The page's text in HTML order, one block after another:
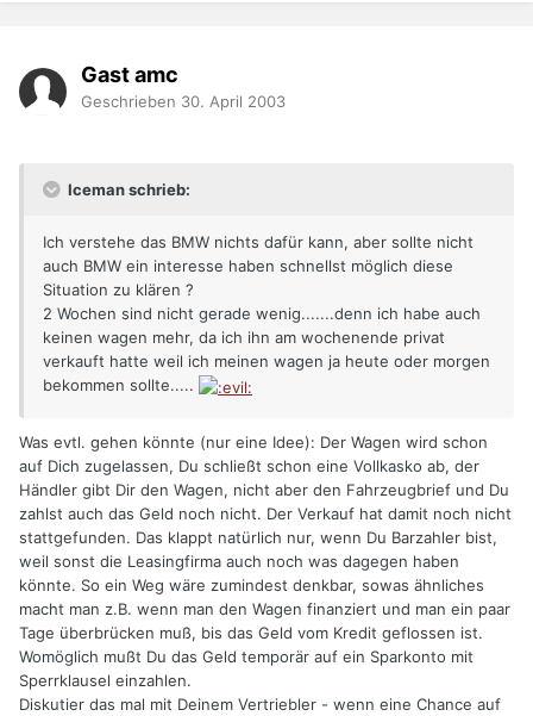
Gast amc
Geschrieben 30. April 2003
Iceman schrieb:
Ich verstehe das BMW nichts dafür kann, aber sollte nicht
auch BMW ein interesse haben schnellst möglich diese
Situation zu klären ?
2 Wochen sind nicht gerade wenig.......denn ich habe auch
keinen wagen mehr, da ich ihn am wochenende privat
verkauft hatte weil ich meinen wagen ja heute oder morgen
bekommen sollte.....
Was evtl. gehen könnte (nur eine Idee): Der Wagen wird schon
auf Dich zugelassen, Du schließt schon eine Vollkasko ab, der
Händler gibt Dir den Wagen, nicht aber den Fahrzeugbrief und Du
zahlst auch das Geld noch nicht. Der Verkauf hat damit noch nicht
stattgefunden. Das klappt natürlich nur, wenn Du Barzahler bist,
weil sonst die Leasingfirma auch noch was dagegen haben
könnte. So ein Weg wäre zumindest denkbar, sowas ähnliches
macht man z.B. wenn man den Wagen finanziert und man ein paar
Tage überbrücken muß, bis das Geld vom Kredit geflossen ist.
Womöglich mußt Du das Geld temporär auf ein Sparkonto mit
Sperrklausel einzahlen.
Diskutier das mal mit Deinem Vertriebler - wenn eine Chance auf